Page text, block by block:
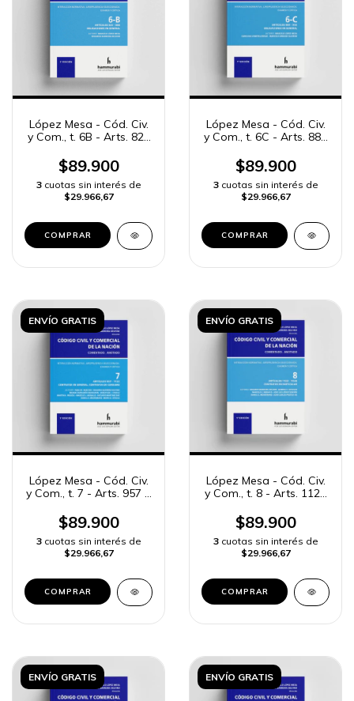
López Mesa - Cód. Civ.
y Com., t. 6B - Arts. 825
$89.900
3 cuotas sin interés de
$29.966,67
COMPRAR
López Mesa - Cód. Civ.
y Com., t. 6C - Arts. 889
$89.900
3 cuotas sin interés de
$29.966,67
COMPRAR
ENVÍO GRATIS
López Mesa - Cód. Civ.
y Com., t. 7 - Arts. 957 a
$89.900
3 cuotas sin interés de
$29.966,67
COMPRAR
ENVÍO GRATIS
López Mesa - Cód. Civ.
y Com., t. 8 - Arts. 1123
$89.900
3 cuotas sin interés de
$29.966,67
COMPRAR
ENVÍO GRATIS ENVÍO GRATIS